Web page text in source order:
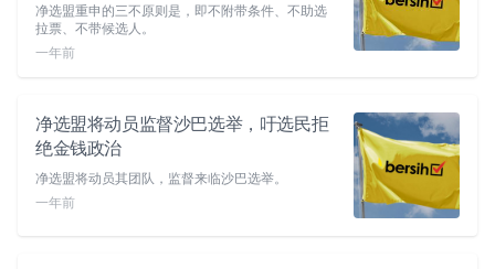
净选盟重申的三不原则是，即不附带条件、不助选
拉票、不带候选人。
一年前
净选盟将动员监督沙巴选举，吁选民拒
绝金钱政治
净选盟将动员其团队，监督来临沙巴选举。
一年前